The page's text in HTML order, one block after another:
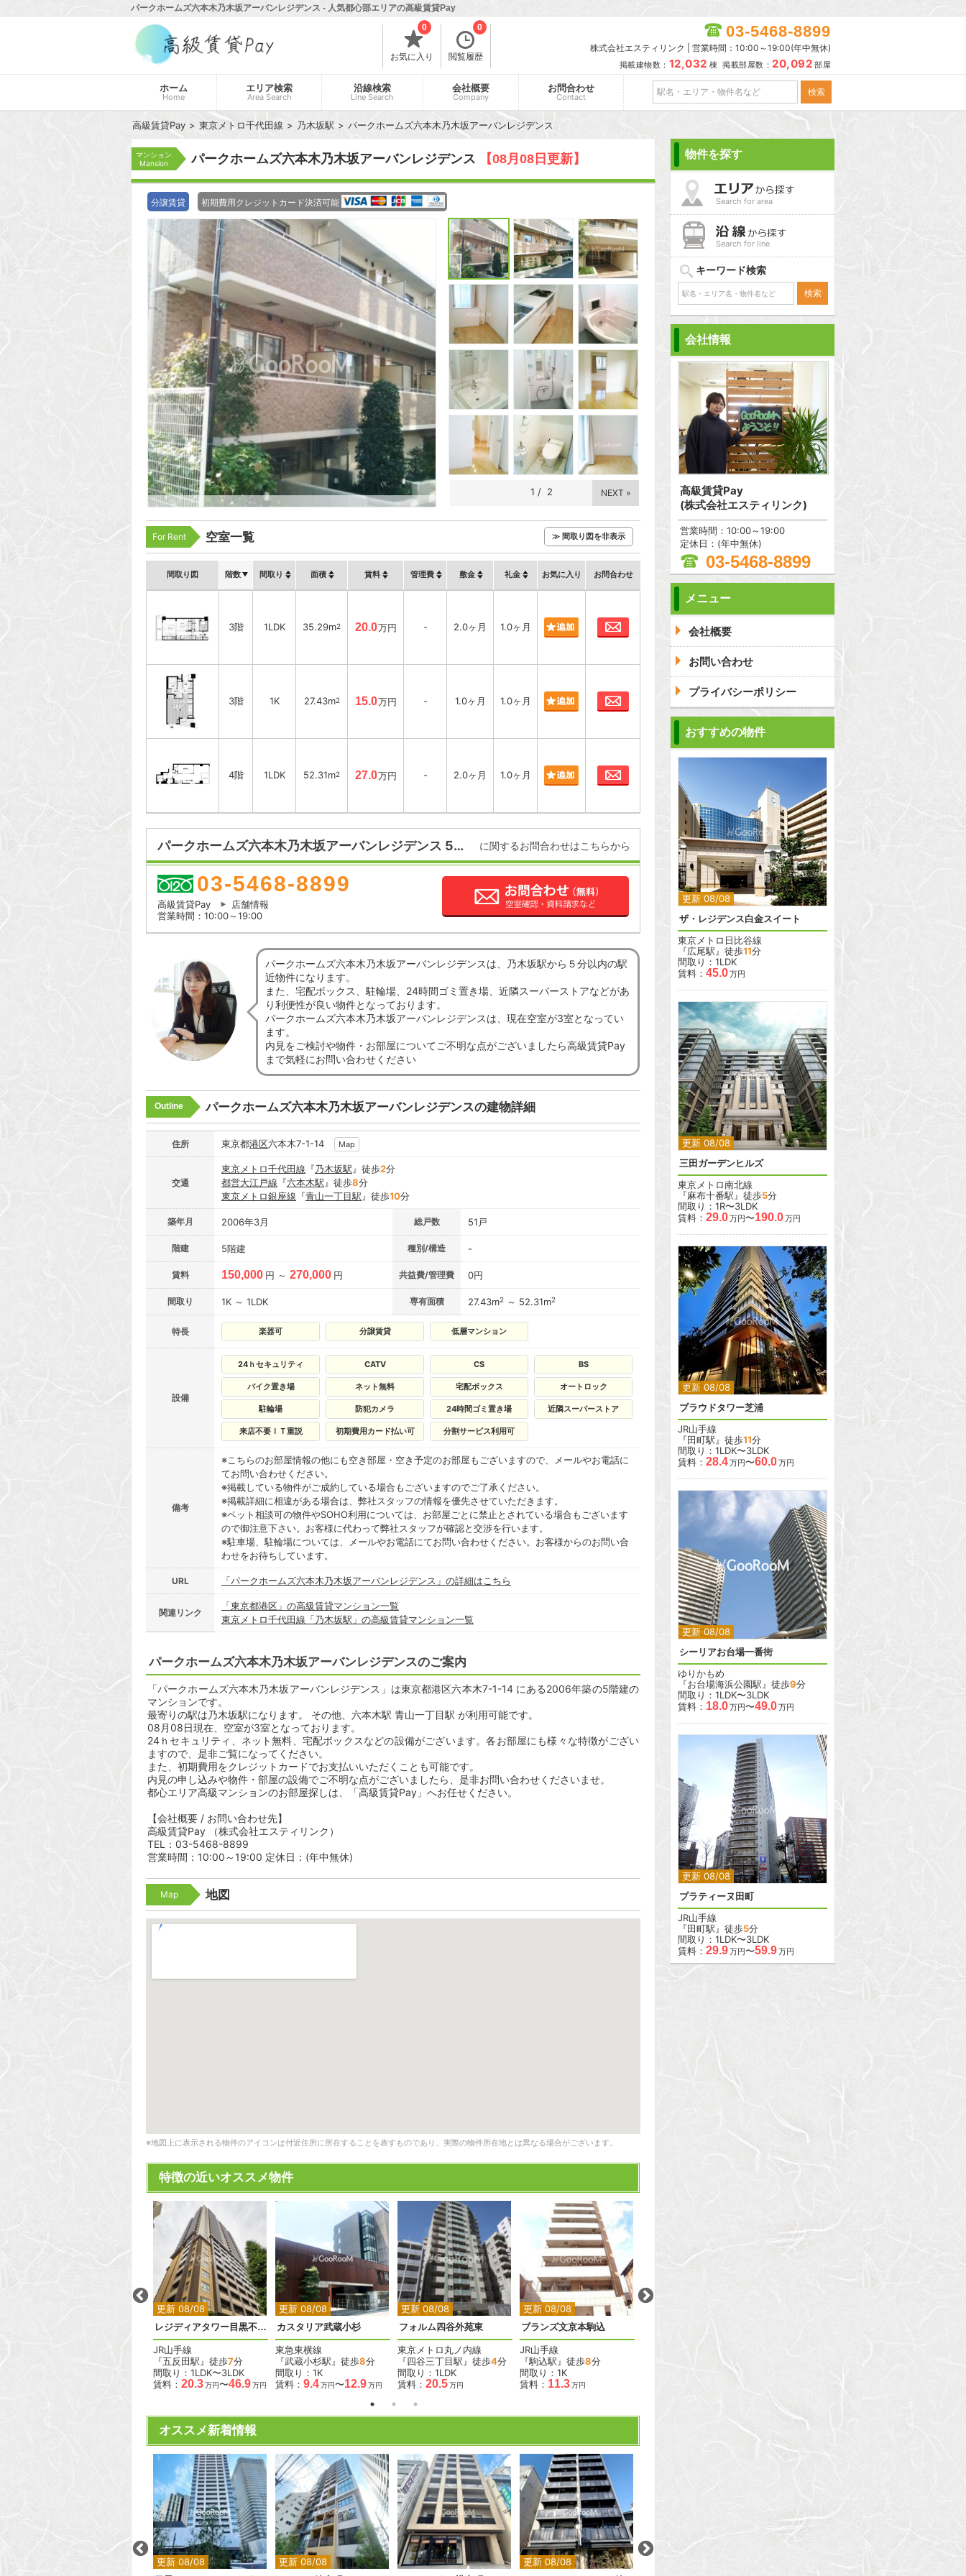
パークホームズ六本木乃木坂アーバンレジデンス - 人気都心部エリアの高級賃貸Pay
お気に入り
0
閲覧履歴
0 03-5468-8899
株式会社エスティリンク | 営業時間：10:00～19:00(年中無休)
掲載建物数： 12,032 棟 掲載部屋数： 20,092 部屋
ホーム
Home
エリア検索
Area Search
沿線検索
Line Search
会社概要
Company
お問合わせ
Contact
高級賃貸Pay 東京メトロ千代田線 乃木坂駅 パークホームズ六本木乃木坂アーバンレジデンス
マンション
Mansion
パークホームズ六本木乃木坂アーバンレジデンス 【08月08日更新】
分譲賃貸 初期費用クレジットカード決済可能
1 / 2 NEXT »
For Rent 空室一覧 ≫ 間取り図を非表示
間取り図 階数 間取り 面積 賃料 管理費 敷金 礼金 お気に入り お問合わせ
3階 1LDK 35.29m2 20.0万円 - 2.0ヶ月 1.0ヶ月 お問合わせ
3階 1K 27.43m2 15.0万円 - 1.0ヶ月 1.0ヶ月 お問合わせ
4階 1LDK 52.31m2 27.0万円 - 2.0ヶ月 1.0ヶ月 お問合わせ
パークホームズ六本木乃木坂アーバンレジデンス 5階建 に関するお問合わせはこちらから
03-5468-8899
高級賃貸Pay
店舗情報
営業時間：10:00～19:00
パークホームズ六本木乃木坂アーバンレジデンスは、乃木坂駅から５分以内の駅
近物件になります。
また、宅配ボックス、駐輪場、24時間ゴミ置き場、近隣スーパーストアなどがあ
り利便性が良い物件となっております。
パークホームズ六本木乃木坂アーバンレジデンスは、現在空室が3室となってい
ます。
内見をご検討や物件・お部屋についてご不明な点がございましたら高級賃貸Pay
まで気軽にお問い合わせください
Outline パークホームズ六本木乃木坂アーバンレジデンスの建物詳細
住所 東京都港区六本木7-1-14 Map
交通
東京メトロ千代田線 『乃木坂駅 』徒歩2分
都営大江戸線 『六本木駅 』徒歩8分
東京メトロ銀座線 『青山一丁目駅 』徒歩10分
築年月 2006年3月 総戸数 51戸
階建 5階建 種別/構造 -
賃料 150,000 円 ～ 270,000 円 共益費/管理費 0円
間取り 1K ～ 1LDK 専有面積 27.43m2 ～ 52.31m2
特長 楽器可 分譲賃貸 低層マンション
設備
24ｈセキュリティ CATV CS BS
バイク置き場 ネット無料 宅配ボックス オートロック
駐輪場 防犯カメラ 24時間ゴミ置き場 近隣スーパーストア
来店不要ＩＴ重説 初期費用カード払い可 分割サービス利用可
備考
※こちらのお部屋情報の他にも空き部屋・空き予定のお部屋もございますので、メールやお電話に
てお問い合わせください。
※掲載している物件がご成約している場合もございますのでご了承ください。
※掲載詳細に相違がある場合は、弊社スタッフの情報を優先させていただきます。
※ペット相談可の物件やSOHO利用については、お部屋ごとに禁止とされている場合もございます
ので御注意下さい。お客様に代わって弊社スタッフが確認と交渉を行います。
※駐車場、駐輪場については、メールやお電話にてお問い合わせください。お客様からのお問い合
わせをお待ちしています。
URL 「パークホームズ六本木乃木坂アーバンレジデンス」の詳細はこちら
関連リンク
「東京都港区」の高級賃貸マンション一覧
東京メトロ千代田線「乃木坂駅」の高級賃貸マンション一覧
パークホームズ六本木乃木坂アーバンレジデンスのご案内
「パークホームズ六本木乃木坂アーバンレジデンス」は東京都港区六本木7-1-14 にある2006年築の5階建の
マンションです。
最寄りの駅は乃木坂駅になります。 その他、六本木駅 青山一丁目駅 が利用可能です。
08月08日現在、空室が3室となっております。
24ｈセキュリティ、ネット無料、宅配ボックスなどの設備がございます。各お部屋にも様々な特徴がござい
ますので、是非ご覧になってください。
また、初期費用をクレジットカードでお支払いいただくことも可能です。
内見の申し込みや物件・部屋の設備でご不明な点がございましたら、是非お問い合わせくださいませ。
都心エリア高級マンションのお部屋探しは、「高級賃貸Pay」へお任せください。
【会社概要 / お問い合わせ先】
高級賃貸Pay （株式会社エスティリンク）
TEL：03-5468-8899
営業時間：10:00～19:00 定休日：(年中無休)
Map 地図
※地図上に表示される物件のアイコンは付近住所に所在することを表すものであり、実際の物件所在地とは異なる場合がございます。
特徴の近いオススメ物件
更新 08/08
2 2
レジディアタワー目黒不動前
JR山手線
『五反田駅』徒歩7分
間取り：1LDK〜3LDK
賃料： 20.3万円〜46.9万円
更新 08/08
2
カスタリア武蔵小杉
東急東横線
『武蔵小杉駅』徒歩8分
間取り：1K
賃料： 9.4万円〜12.9万円
更新 08/08
2
フォルム四谷外苑東
東京メトロ丸ノ内線
『四谷三丁目駅』徒歩4分
間取り：1LDK
賃料： 20.5万円
更新 08/08
ブランズ文京本駒込
JR山手線
『駒込駅』徒歩8分
間取り：1K
賃料： 11.3万円
9分
2
オススメ新着情報
2
更新 08/08
2
更新 08/08
2 2
更新 08/08
2 2
物件を探す
Search for area
Search for line
キーワード検索
会社情報
高級賃貸Pay
(株式会社エスティリンク)
営業時間：10:00～19:00
定休日：(年中無休)
03-5468-8899
メニュー
会社概要
お問い合わせ
プライバシーポリシー
おすすめの物件
更新 08/08
2
ザ・レジデンス白金スイート
東京メトロ日比谷線
『広尾駅』徒歩11分
間取り：1LDK
賃料： 45.0万円
更新 08/08
2
三田ガーデンヒルズ
東京メトロ南北線
『麻布十番駅』徒歩5分
間取り：1R〜3LDK
賃料： 29.0万円〜190.0万円
更新 08/08
2 2
プラウドタワー芝浦
JR山手線
『田町駅』徒歩11分
間取り：1LDK〜3LDK
賃料： 28.4万円〜60.0万円
更新 08/08
2
シーリアお台場一番街
ゆりかもめ
『お台場海浜公園駅』徒歩9分
間取り：1LDK〜3LDK
賃料： 18.0万円〜49.0万円
更新 08/08
2 2
プラティーヌ田町
JR山手線
『田町駅』徒歩5分
間取り：1LDK〜3LDK
賃料： 29.9万円〜59.9万円